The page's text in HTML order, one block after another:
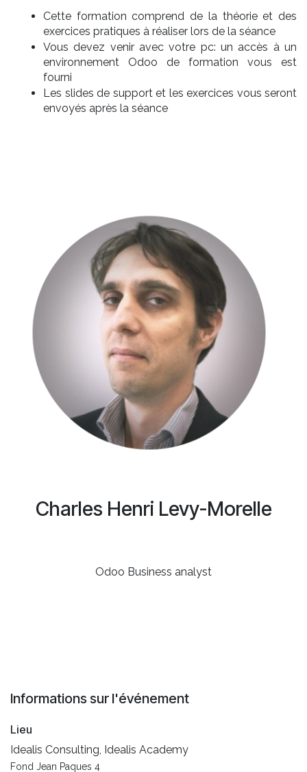
Cette formation comprend de la théorie et des
exercices pratiques à réaliser lors de la séance
Vous devez venir avec votre pc: un accès à un
environnement Odoo de formation vous est
fourni
Les slides de support et les exercices vous seront
envoyés après la séance
Charles Henri Levy-Morelle
Odoo Business analyst
Informations sur l'événement
Lieu
Idealis Consulting, Idealis Academy
Fond Jean Paques 4